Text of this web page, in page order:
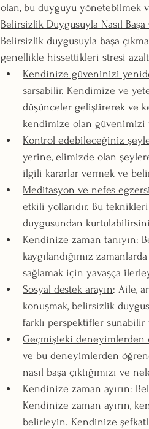
olan, bu duyguyu yönetebilmek
Belirsizlik Duygusuyla Nasıl Başa
Belirsizlik duygusuyla başa
genellikle hissettikleri stresi
Kendinize güveninizi
sarsabilir. Kendimize ve
düşünceler geliştirerek ve
kendimize olan güvenimizi
Kontrol edebileceğiniz
yerine, elimizde olan
ilgili kararlar vermek ve
Meditasyon ve nefes
etkili yollarıdır. Bu
duygusundan
Kendinize zaman tanıyın:
kaygılandığımız
sağlamak için yavaşça
Sosyal destek arayın: Aile,
konuşmak, belirsizlik
farklı perspektifler
Geçmişteki deneyimlerden
ve bu deneyimlerden
nasıl başa çıktığımızı ve
Kendinize zaman ayırın:
Kendinize zaman ayırın,
belirleyin. Kendinize